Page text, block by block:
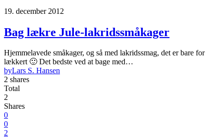
19. december 2012
Bag lækre Jule-lakridssmåkager
Hjemmelavede småkager, og så med lakridssmag, det er bare for
lækkert 🙂 Det bedste ved at bage med…
byLars S. Hansen
2 shares
Total
2
Shares
0
0
2